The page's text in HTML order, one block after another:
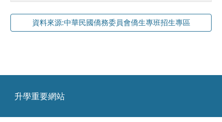
資料來源:中華民國僑務委員會僑生專班招生專區
升學重要網站